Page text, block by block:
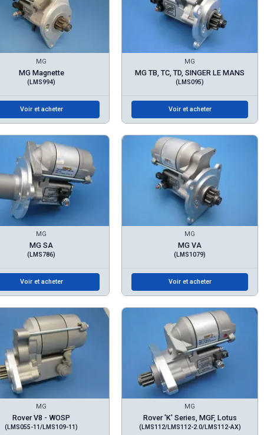
MG
MG Magnette
(LMS994)
Voir et acheter
MG
MG TB, TC, TD, SINGER LE MANS
(LMS095)
Voir et acheter
MG
MG SA
(LMS786)
Voir et acheter
MG
MG VA
(LMS1079)
Voir et acheter
MG
Rover V8 - WOSP
(LMS055-11/LMS109-11)
MG
Rover 'K' Series, MGF, Lotus
(LMS112/LMS112-2.0/LMS112-AX)